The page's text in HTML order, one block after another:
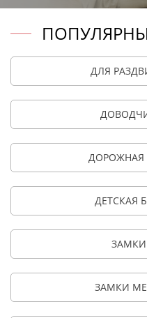
ДЛЯ
ДОРОЖНАЯ
ДЕТСКАЯ
ЗАМКИ